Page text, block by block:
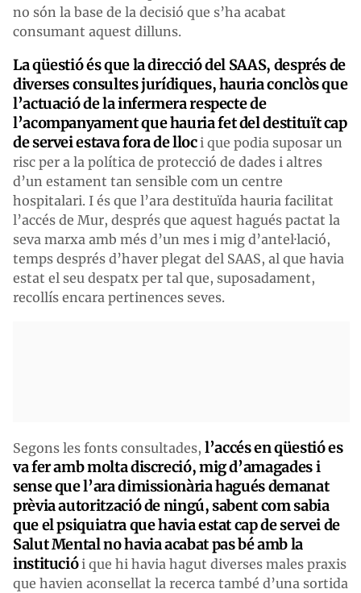
no són la base de la decisió que s’ha acabat
consumant aquest dilluns.
La qüestió és que la direcció del SAAS, després de
diverses consultes jurídiques, hauria conclòs que
l’actuació de la infermera respecte de
l’acompanyament que hauria fet del destituït cap
de servei estava fora de lloci que podia suposar un
risc per a la política de protecció de dades i altres
d’un estament tan sensible com un centre
hospitalari. I és que l’ara destituïda hauria facilitat
l’accés de Mur, després que aquest hagués pactat la
seva marxa amb més d’un mes i mig d’antel·lació,
temps després d’haver plegat del SAAS, al que havia
estat el seu despatx per tal que, suposadament,
recollís encara pertinences seves.
Segons les fonts consultades, l’accés en qüestió es
va fer amb molta discreció, mig d’amagades i
sense que l’ara dimissionària hagués demanat
prèvia autorització de ningú, sabent com sabia
que el psiquiatra que havia estat cap de servei de
Salut Mental no havia acabat pas bé amb la
instituciói que hi havia hagut diverses males praxis
que havien aconsellat la recerca també d’una sortida